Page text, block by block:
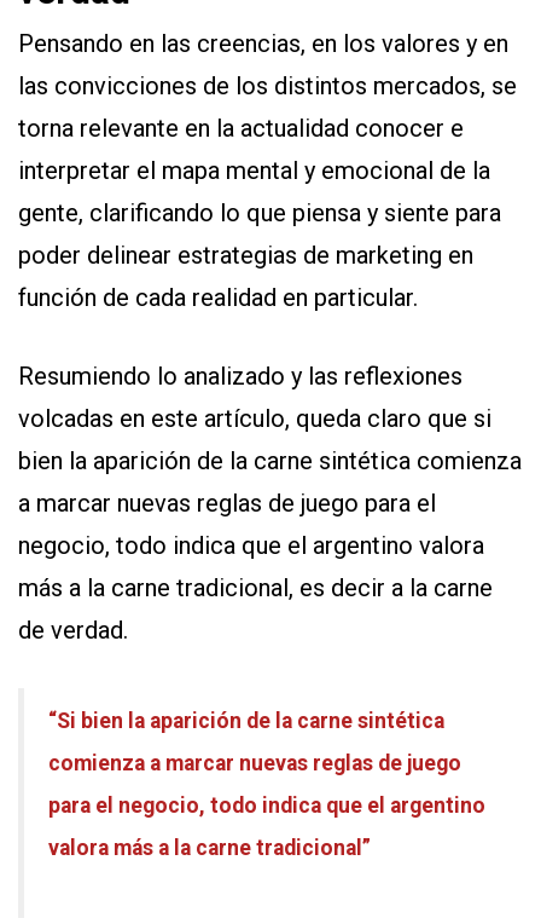
Pensando en las creencias, en los valores y en
las convicciones de los distintos mercados, se
torna relevante en la actualidad conocer e
interpretar el mapa mental y emocional de la
gente, clarificando lo que piensa y siente para
poder delinear estrategias de marketing en
función de cada realidad en particular.
Resumiendo lo analizado y las reflexiones
volcadas en este artículo, queda claro que si
bien la aparición de la carne sintética comienza
a marcar nuevas reglas de juego para el
negocio, todo indica que el argentino valora
más a la carne tradicional, es decir a la carne
de verdad.
“Si bien la aparición de la carne sintética
comienza a marcar nuevas reglas de juego
para el negocio, todo indica que el argentino
valora más a la carne tradicional”